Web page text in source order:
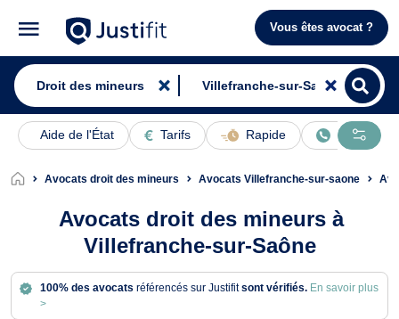
Vous êtes avocat ?
Aide de l'État Tarifs Rapide En ligne
Avocats droit des mineurs Avocats Villefranche-sur-saone
Avocats droit des mineurs à
Villefranche-sur-Saône
100% des avocats référencés sur Justifitsont vérifiés. En savoir plus
>